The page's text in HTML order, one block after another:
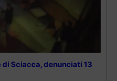
Sciacca, denunciati 13